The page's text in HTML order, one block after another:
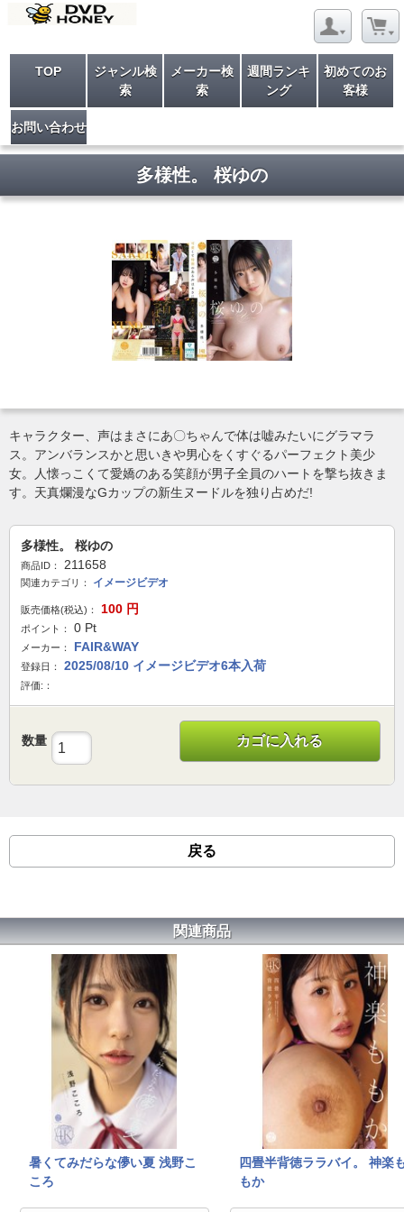
TOP
ジャンル検
索
メーカー検
索
週間ランキ
ング
初めてのお
客様
お問い合わせ
多様性。 桜ゆの
キャラクター、声はまさにあ〇ちゃんで体は嘘みたいにグラマラ
ス。アンバランスかと思いきや男心をくすぐるパーフェクト美少
女。人懐っこくて愛嬌のある笑顔が男子全員のハートを撃ち抜きま
す。天真爛漫なGカップの新生ヌードルを独り占めだ!
多様性。 桜ゆの
商品ID： 211658
関連カテゴリ： イメージビデオ
販売価格(税込)： 100 円
ポイント： 0 Pt
メーカー： FAIR&WAY
登録日： 2025/08/10 イメージビデオ6本入荷
評価:：
数量 カゴに入れる
戻る
関連商品
暑くてみだらな儚い夏 浅野こ
ころ
四畳半背徳ララバイ。 神楽
もか